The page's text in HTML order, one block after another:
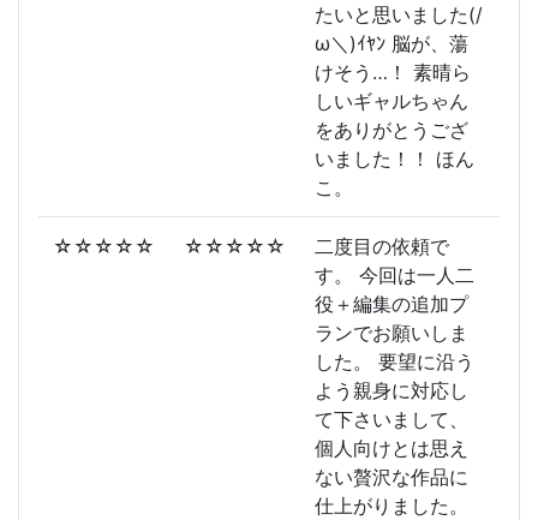
たいと思いました(/
ω＼)ｲﾔﾝ 脳が、蕩
けそう…！ 素晴ら
しいギャルちゃん
をありがとうござ
いました！！ ほん
こ。
☆☆☆☆☆ ☆☆☆☆☆
二度目の依頼で
す。 今回は一人二
役＋編集の追加プ
ランでお願いしま
した。 要望に沿う
よう親身に対応し
て下さいまして、
個人向けとは思え
ない贅沢な作品に
仕上がりました。